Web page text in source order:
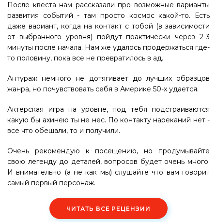
После квеста нам рассказали про возможные варианты
развития событий - там просто космос какой-то. Есть
даже вариант, когда на контакт с тобой (в зависимости
от выбранного уровня) пойдут практически через 2-3
минуты после начала. Нам же удалось продержаться где-
то половину, пока все не превратилось в ад.
Антураж немного не дотягивает до лучших образцов
жанра, но почувствовать себя в Америке 50-х удается.
Актерская игра на уровне, под тебя подстраиваются
какую бы ахинею ты не нес. По контакту нареканий нет -
все что обещали, то и получили.
Очень рекомендую к посещению, но продумывайте
свою легенду до деталей, вопросов будет очень много.
И внимательно (а не как мы) слушайте что вам говорит
самый первый персонаж.
ЧИТАТЬ ВСЕ РЕЦЕНЗИИ